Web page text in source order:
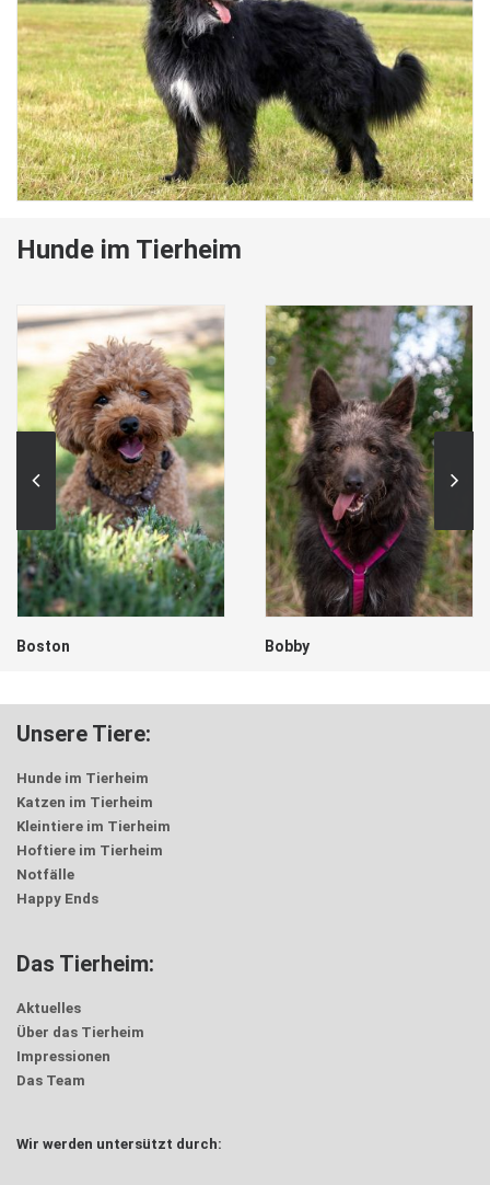
Hunde im Tierheim
Boston Bobby
Unsere Tiere:
Hunde im Tierheim
Katzen im Tierheim
Kleintiere im Tierheim
Hoftiere im Tierheim
Notfälle
Happy Ends
Das Tierheim:
Aktuelles
Über das Tierheim
Impressionen
Das Team
Wir werden untersützt durch: